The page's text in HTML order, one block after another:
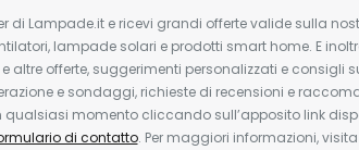
di Lampade.it e ricevi grandi offerte valide sulla
lampade solari e prodotti smart home. E
altre offerte, suggerimenti personalizzati e consigli
e sondaggi, richieste di recensioni e
momento cliccando sull’apposito link
di contatto. Per maggiori informazioni,